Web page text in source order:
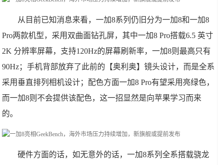
从目前已知消息来看，一加8系列仍旧分为一加8和一加8
Pro两款机型，采用双曲面钻孔屏，其中一加8 Pro搭载6.5 英寸
2K 分辨率屏幕，支持120Hz的屏幕刷新率，一加8则最高只有
90Hz；手机背部放弃了此前的【奥利奥】镜头设计，而是全系
采用垂直排列相机设计；配色方面一加8 Pro有望采用亮绿色，
而一加8则不会提供该配色，这一招显然是向苹果学习而来
的。
硬件方面的话，如无意外的话，一加8系列全系搭载骁龙